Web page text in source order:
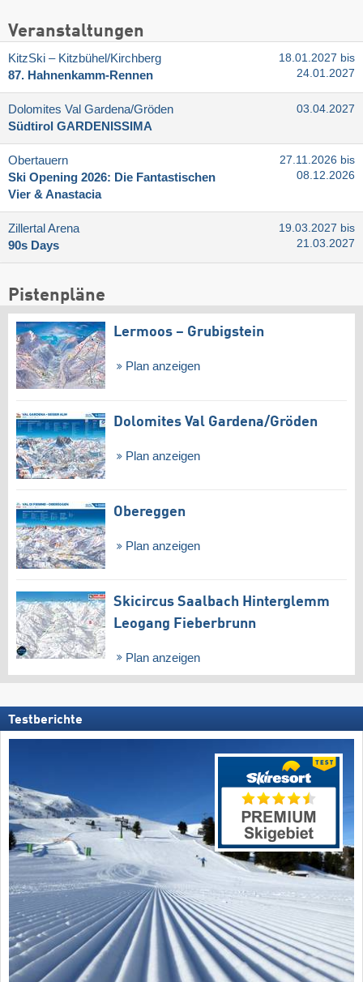
Veranstaltungen
KitzSki – Kitzbühel/​Kirchberg
87. Hahnenkamm-Rennen
18.01.2027 bis
24.01.2027
Dolomites Val Gardena/​Gröden
Südtirol GARDENISSIMA
03.04.2027
Obertauern
Ski Opening 2026: Die Fantastischen
Vier & Anastacia
27.11.2026 bis
08.12.2026
Zillertal Arena
90s Days
19.03.2027 bis
21.03.2027
Pistenpläne
Lermoos – Grubigstein
Plan anzeigen
Dolomites Val Gardena/​Gröden
Plan anzeigen
Obereggen
Plan anzeigen
Skicircus Saalbach Hinterglemm
Leogang Fieberbrunn
Plan anzeigen
Testberichte